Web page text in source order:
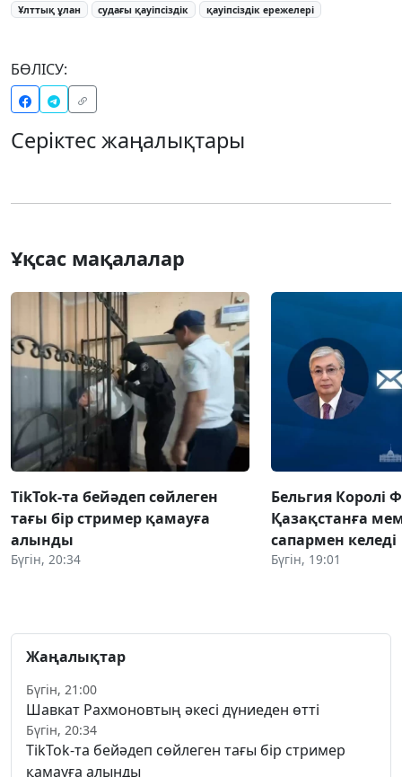
Ұлттық ұлан судағы қауіпсіздік қауіпсіздік ережелері
БӨЛІСУ:
Серіктес жаңалықтары
Ұқсас мақалалар
TikTok-та бейәдеп сөйлеген
тағы бір стример қамауға
алынды
Бүгін, 20:34
Бельгия Королі
Қазақстанға
сапармен келеді
Бүгін, 19:01
Жаңалықтар
Бүгін, 21:00
Шавкат Рахмоновтың әкесі дүниеден өтті
Бүгін, 20:34
TikTok-та бейәдеп сөйлеген тағы бір стример
қамауға алынды